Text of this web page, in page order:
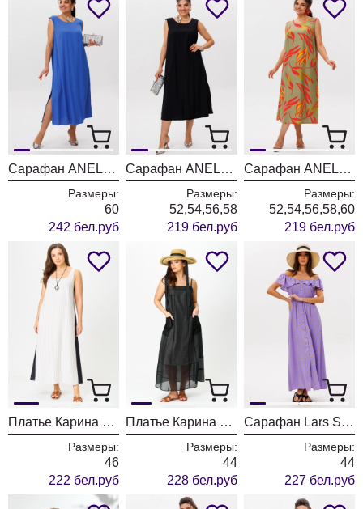
Сарафан ANELLI LAUREL 1472 глубина
Размеры:
60
242 бел.руб
Сарафан ANELLI LAUREL 1519 черный бриллиант
Размеры:
52,54,56,58
219 бел.руб
Сарафан ANELLI LAUREL 1519 огненные листья
Размеры:
52,54,56,58,60
219 бел.руб
Платье Карина Делюкс 1354 белый в полоску
Размеры:
46
222 бел.руб
Платье Карина Делюкс 1346 черный
Размеры:
44
228 бел.руб
Сарафан Lars Style 1093
Размеры:
44
227 бел.руб